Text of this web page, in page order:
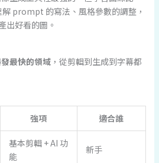
prompt 的寫法、風格參數的調整，
出好看的圖。
最快的領域，從剪輯到生成到字幕都
強項 適合誰
基本剪輯 + AI 功
能
新手